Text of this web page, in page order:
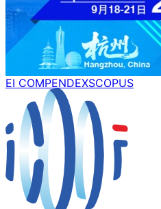
EI COMPENDEXSCOPUS